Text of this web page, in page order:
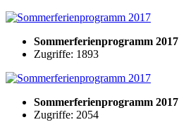
Sommerferienprogramm 2017
Zugriffe: 1893
Sommerferienprogramm 2017
Zugriffe: 2054